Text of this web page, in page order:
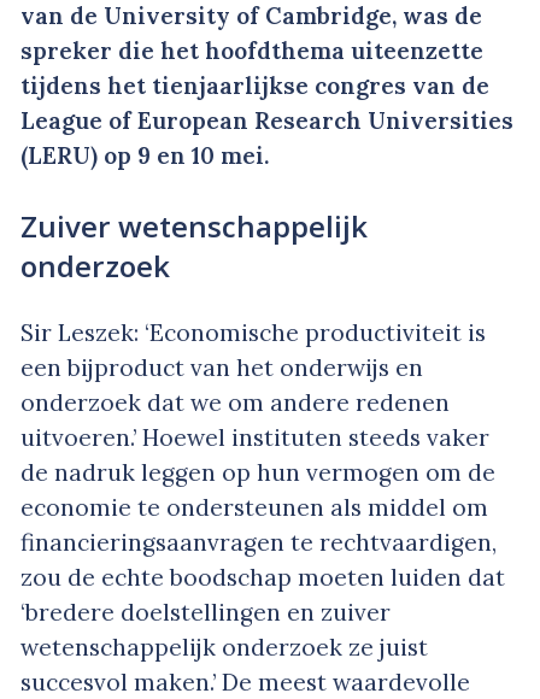
van de University of Cambridge, was de
spreker die het hoofdthema uiteenzette
tijdens het tienjaarlijkse congres van de
League of European Research Universities
(LERU) op 9 en 10 mei.
Zuiver wetenschappelijk
onderzoek
Sir Leszek: ‘Economische productiviteit is
een bijproduct van het onderwijs en
onderzoek dat we om andere redenen
uitvoeren.’ Hoewel instituten steeds vaker
de nadruk leggen op hun vermogen om de
economie te ondersteunen als middel om
financieringsaanvragen te rechtvaardigen,
zou de echte boodschap moeten luiden dat
‘bredere doelstellingen en zuiver
wetenschappelijk onderzoek ze juist
succesvol maken.’ De meest waardevolle